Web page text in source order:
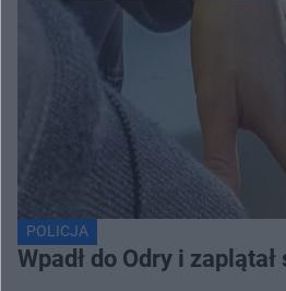
POLICJA
Wpadł do Odry i